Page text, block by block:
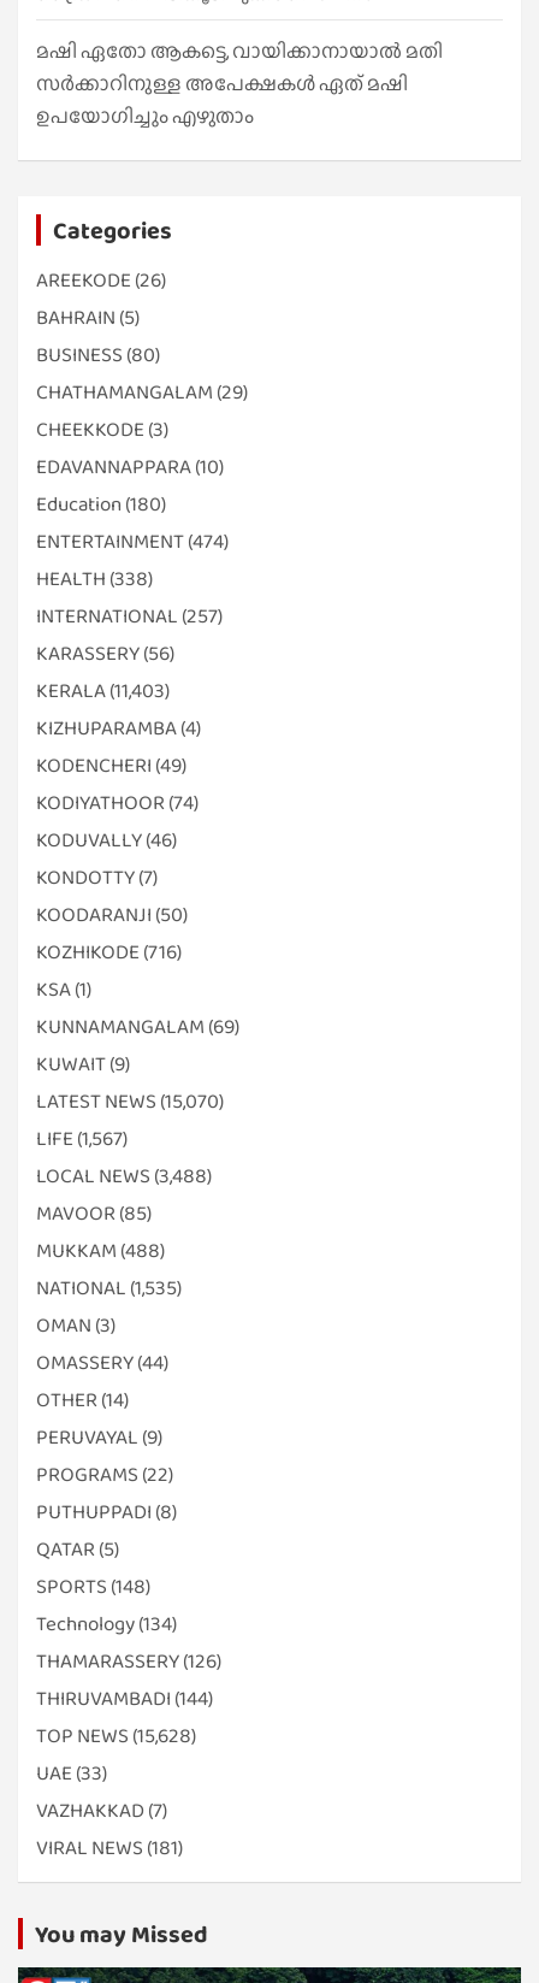
മഷി ഏതോ ആകട്ടെ, വായിക്കാനായാൽ മതി​
സർക്കാറിനുള്ള അപേക്ഷകൾ ഏത് മഷി
ഉപയോഗിച്ചും എഴുതാം
Categories
AREEKODE (26)
BAHRAIN (5)
BUSINESS (80)
CHATHAMANGALAM (29)
CHEEKKODE (3)
EDAVANNAPPARA(10)
Education (180)
ENTERTAINMENT(474)
HEALTH (338)
INTERNATIONAL (257)
KARASSERY(56)
KERALA(11,403)
KIZHUPARAMBA(4)
KODENCHERI (49)
KODIYATHOOR (74)
KODUVALLY(46)
KONDOTTY(7)
KOODARANJI (50)
KOZHIKODE (716)
KSA(1)
KUNNAMANGALAM (69)
KUWAIT(9)
LATEST NEWS (15,070)
LIFE (1,567)
LOCAL NEWS (3,488)
MAVOOR (85)
MUKKAM (488)
NATIONAL (1,535)
OMAN (3)
OMASSERY(44)
OTHER (14)
PERUVAYAL (9)
PROGRAMS (22)
PUTHUPPADI (8)
QATAR (5)
SPORTS (148)
Technology(134)
THAMARASSERY(126)
THIRUVAMBADI (144)
TOP NEWS (15,628)
UAE (33)
VAZHAKKAD(7)
VIRAL NEWS (181)
You may Missed